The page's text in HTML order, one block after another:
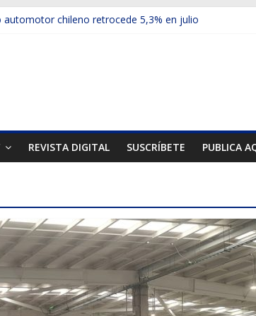
automotor chileno retrocede 5,3% en julio
presentó la recién estrenada Bolden en la Expo
mercado internacional en lanzar la nueva Maxus T70
REVISTA DIGITAL SUSCRÍBETE PUBLICA